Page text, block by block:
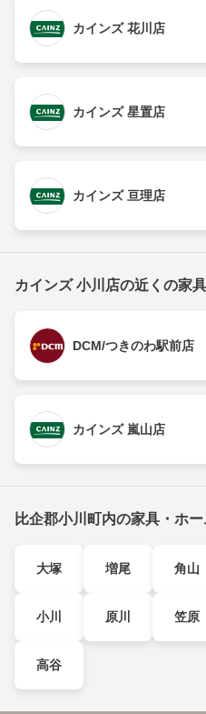
カインズ 花川店
カインズ 星置店
カインズ 亘理店
カインズ 小川店の近くの家
DCM/つきのわ駅前店
カインズ 嵐山店
比企郡小川町内の家具・ホ
大塚 増尾 角山
小川 原川 笠原
高谷